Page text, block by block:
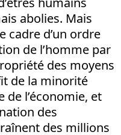
abolies. Mais
cadre d’un ordre
de l’homme par
des moyens
de la minorité
l’économie, et
des
des millions